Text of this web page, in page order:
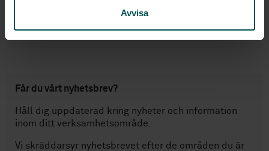
Avvisa
(sammankallande) i europeisk arbetsgrupp för
låsstandarder.
Får du vårt nyhetsbrev?
Håll dig uppdaterad kring nyheter och information
inom ditt verksamhetsområde.
Vi skräddarsyr nyhetsbrevet efter de områden du är